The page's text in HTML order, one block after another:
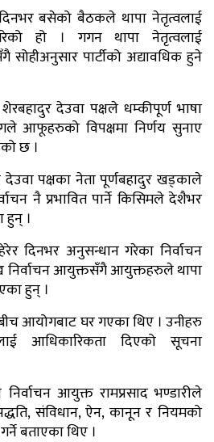
बसेको बैठकले थापा नेतृत्वलाई
हो । गगन थापा नेतृत्वलाई
सोहीअनुसार पार्टीको अद्यावधिक हुने
देउवा पक्षले धम्कीपूर्ण भाषा
आफूहरुको विपक्षमा निर्णय सुनाए
छ ।
देउवा पक्षका नेता पूर्णबहादुर खड्काले
नै प्रभावित पार्ने किसिमले देशैभर
हुन् ।
दिनभर अनुसन्धान गरेका निर्वाचन
निर्वाचन आयुक्तसँगै आयुक्तहरुले थापा
हुन् ।
आयोगबाट घर गएका थिए । उनीहरु
आधिकारिकता दिएको सूचना
आयुक्त रामप्रसाद भण्डारीले
संविधान, ऐन, कानून र नियमको
गर्ने बताएका थिए ।